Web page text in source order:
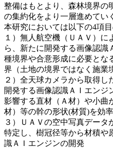
整備はもとより、森林境界の
の集約化をより一層進めてい
本研究においては以下の4項
１）無人航空機（ＵＡＶ）
ら、新たに開発する画像認識
種境界や合意形成に必要とな
界（土地の境界ではなく施業
２）全天球カメラから取得し
開発する画像認識ＡＩエンジ
影響する直材（Ａ材）や小曲
材）等の幹の形状(材質)を効
３）ＵＡＶの空中写真デー
特定し、樹冠径等から材積や
識ＡＩエンジンの開発